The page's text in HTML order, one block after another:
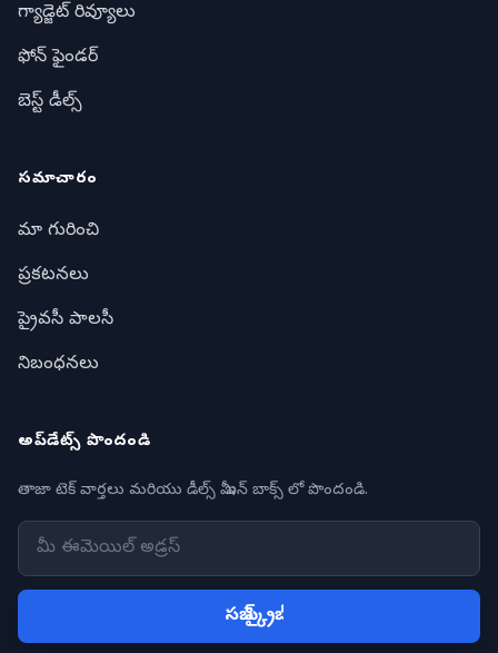
గ్యాడ్జెట్ రివ్యూలు
ఫోన్ ఫైండర్
బెస్ట్ డీల్స్
సమాచారం
మా గురించి
ప్రకటనలు
ప్రైవసీ పాలసీ
నిబంధనలు
అప్‌డేట్స్ పొందండి
తాజా టెక్ వార్తలు మరియు డీల్స్ మీ ఇన్ బాక్స్ లో పొందండి.
సబ్ స్క్రైబ్